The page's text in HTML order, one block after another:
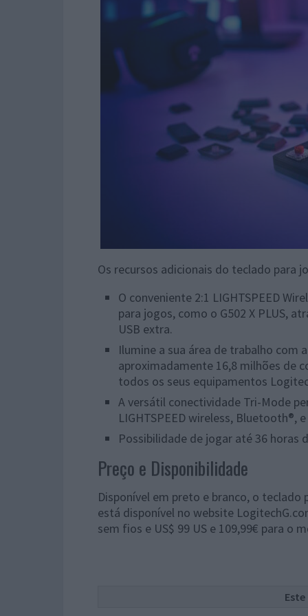
Os recursos adicionais do teclado para
O conveniente 2:1 LIGHTSPEED
para jogos, como o G502 X PLUS,
USB extra.
Ilumine a sua área de trabalho com
aproximadamente 16,8 milhões de
todos os seus equipamentos
A versátil conectividade Tri-Mode
LIGHTSPEED wireless, Bluetooth®,
Possibilidade de jogar até 36 horas
Preço e Disponibilidade
Disponível em preto e branco, o teclado
está disponível no website
sem fios e US$ 99 US e 109,99€ para o